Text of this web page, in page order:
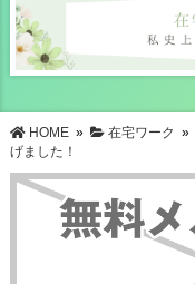
HOME» 在宅ワーク »
げました！